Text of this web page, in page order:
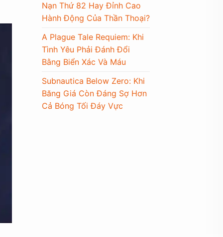
Nạn Thứ 82 Hay Đỉnh Cao
Hành Động Của Thần Thoại?
A Plague Tale Requiem: Khi
Tình Yêu Phải Đánh Đổi
Bằng Biển Xác Và Máu
Subnautica Below Zero: Khi
Băng Giá Còn Đáng Sợ Hơn
Cả Bóng Tối Đáy Vực